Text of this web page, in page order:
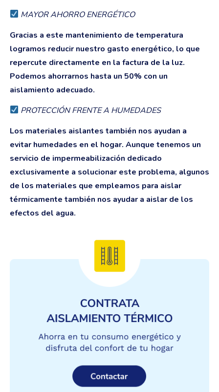
MAYOR AHORRO ENERGÉTICO
Gracias a este mantenimiento de temperatura
logramos reducir nuestro gasto energético, lo que
repercute directamente en la factura de la luz.
Podemos ahorrarnos hasta un 50% con un
aislamiento adecuado.
PROTECCIÓN FRENTE A HUMEDADES
Los materiales aislantes también nos ayudan a
evitar humedades en el hogar. Aunque tenemos un
servicio de impermeabilización dedicado
exclusivamente a solucionar este problema, algunos
de los materiales que empleamos para aislar
térmicamente también nos ayudar a aislar de los
efectos del agua.